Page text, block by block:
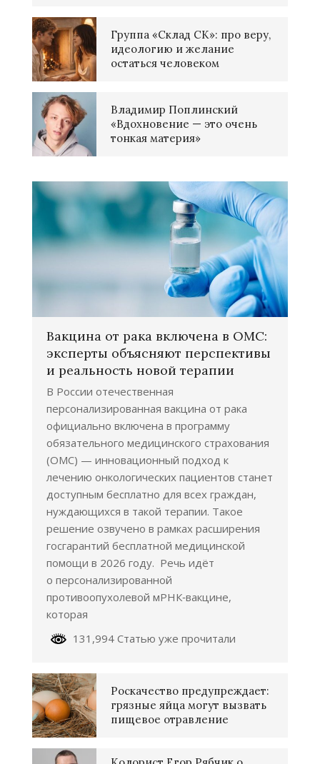
Группа «Склад СК»: про веру,
идеологию и желание
остаться человеком
Владимир Поплинский
«Вдохновение — это очень
тонкая материя»
Вакцина от рака включена в ОМС:
эксперты объясняют перспективы
и реальность новой терапии
В России отечественная
персонализированная вакцина от рака
официально включена в программу
обязательного медицинского страхования
(ОМС) — инновационный подход к
лечению онкологических пациентов станет
доступным бесплатно для всех граждан,
нуждающихся в такой терапии. Такое
решение озвучено в рамках расширения
госгарантий бесплатной медицинской
помощи в 2026 году. Речь идёт
о персонализированной
противоопухолевой мРНК‑вакцине,
которая
131,994 Статью уже прочитали
Роскачество предупреждает:
грязные яйца могут вызвать
пищевое отравление